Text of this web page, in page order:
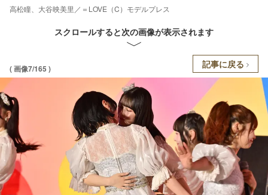
高松瞳、大谷映美里／＝LOVE（C）モデルプレス
スクロールすると次の画像が表示されます
( 画像7/165 ) 記事に戻る